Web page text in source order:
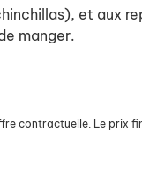
et aux
manger.
contractuelle. Le prix